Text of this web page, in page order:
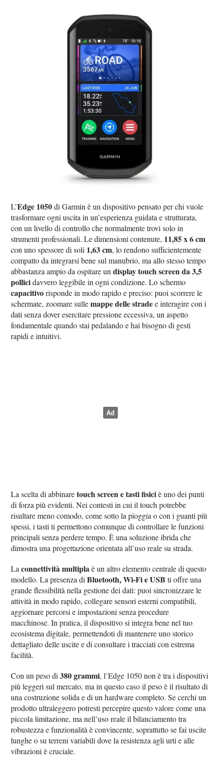
L’Edge 1050di Garmin è un dispositivo pensato per chi vuole
trasformare ogni uscita in un’esperienza guidata e strutturata,
con un livello di controllo che normalmente trovi solo in
strumenti professionali. Le dimensioni contenute, 11,85 x 6 cm
con uno spessore di soli 1,63 cm, lo rendono sufficientemente
compatto da integrarsi bene sul manubrio, ma allo stesso tempo
abbastanza ampio da ospitare undisplay touch screen da 3,5
pollicidavvero leggibile in ogni condizione. Lo schermo
capacitivorisponde in modo rapido e preciso: puoi scorrere le
schermate, zoomare sullemappe delle stradee interagire con i
dati senza dover esercitare pressione eccessiva, un aspetto
fondamentale quando stai pedalando e hai bisogno di gesti
rapidi e intuitivi.
La scelta di abbinaretouch screen e tasti fisiciè uno dei punti
di forza più evidenti. Nei contesti in cui il touch potrebbe
risultare meno comodo, come sotto la pioggia o con i guanti più
spessi, i tasti ti permettono comunque di controllare le funzioni
principali senza perdere tempo. È una soluzione ibrida che
dimostra una progettazione orientata all’uso reale su strada.
Laconnettività multiplaè un altro elemento centrale di questo
modello. La presenza diBluetooth, Wi‑Fi e USB ti offre una
grande flessibilità nella gestione dei dati: puoi sincronizzare le
attività in modo rapido, collegare sensori esterni compatibili,
aggiornare percorsi e impostazioni senza procedure
macchinose. In pratica, il dispositivo si integra bene nel tuo
ecosistema digitale, permettendoti di mantenere uno storico
dettagliato delle uscite e di consultare i tracciati con estrema
facilità.
Con un peso di380 grammi, l’Edge 1050 non è tra i dispositivi
più leggeri sul mercato, ma in questo caso il peso è il risultato di
una costruzione solida e di un hardware completo. Se cerchi un
prodotto ultraleggero potresti percepire questo valore come una
piccola limitazione, ma nell’uso reale il bilanciamento tra
robustezza e funzionalità è convincente, soprattutto se fai uscite
lunghe o su terreni variabili dove la resistenza agli urti e alle
vibrazioni è cruciale.